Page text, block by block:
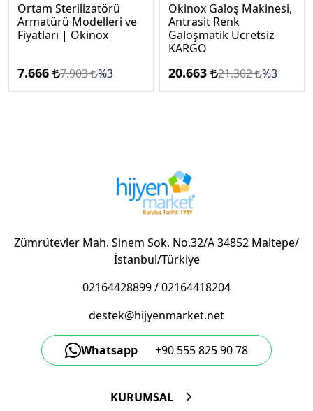
Ortam Sterilizatörü
Armatürü Modelleri ve
Fiyatları | Okinox
7.666 7.903 %3
Okinox Galoş Makinesi,
Antrasi̇t Renk
Galoşmatik Ücretsi̇z
KARGO
20.663 21.302 %3
Zümrütevler Mah. Sinem Sok. No.32/A 34852 Maltepe/
İstanbul/Türkiye
02164428899/02164418204
destek@hijyenmarket.net
Whatsapp +90 555 825 90 78
KURUMSAL